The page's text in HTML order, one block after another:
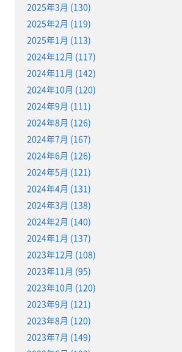
2025年3月 (130)
2025年2月 (119)
2025年1月 (113)
2024年12月 (117)
2024年11月 (142)
2024年10月 (120)
2024年9月 (111)
2024年8月 (126)
2024年7月 (167)
2024年6月 (126)
2024年5月 (121)
2024年4月 (131)
2024年3月 (138)
2024年2月 (140)
2024年1月 (137)
2023年12月 (108)
2023年11月 (95)
2023年10月 (120)
2023年9月 (121)
2023年8月 (120)
2023年7月 (149)